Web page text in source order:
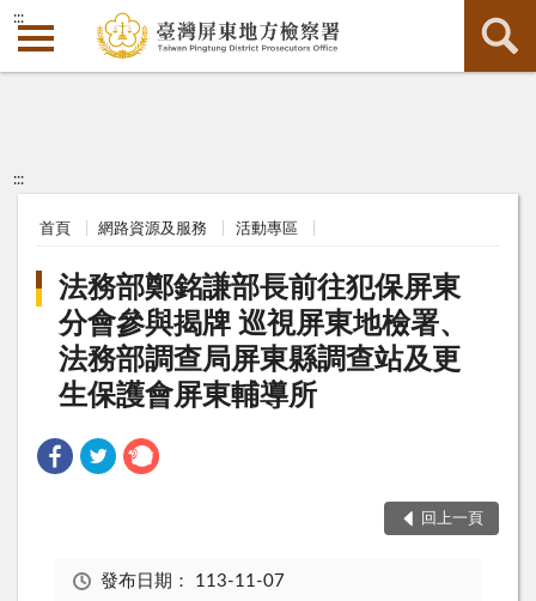
:::
:::
首頁 網路資源及服務 活動專區
法務部鄭銘謙部長前往犯保屏東
分會參與揭牌 巡視屏東地檢署、
法務部調查局屏東縣調查站及更
生保護會屏東輔導所
回上一頁
發布日期： 113-11-07